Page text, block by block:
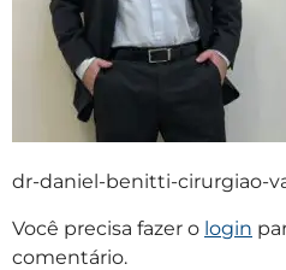
dr-daniel-benitti-cirurgiao-
Você precisa fazer o login
comentário.